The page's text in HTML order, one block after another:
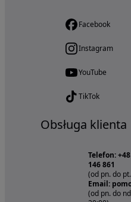
Facebook
Instagram
YouTube
TikTok
Obsługa klienta
Telefon:
146 861
(od pn. do
Email:
(od pn. do